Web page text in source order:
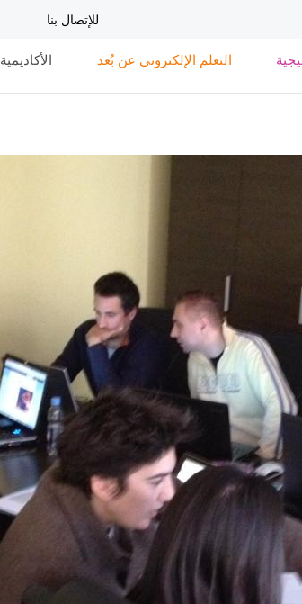
المحتوى
الرئيسي
للإتصال بنا
التعلم الإلكتروني عن بُعد الأكاديمية